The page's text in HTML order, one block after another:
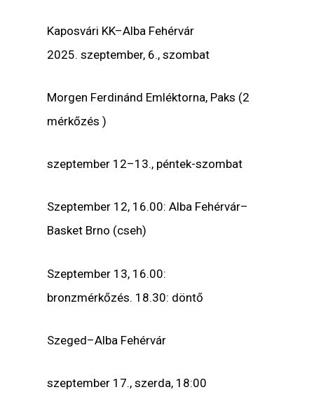
Kaposvári KK–Alba Fehérvár
2025. szeptember, 6., szombat
Morgen Ferdinánd Emléktorna, Paks (2
mérkőzés )
szeptember 12–13., péntek-szombat
Szeptember 12, 16.00: Alba Fehérvár–
Basket Brno (cseh)
Szeptember 13, 16.00:
bronzmérkőzés. 18.30: döntő
Szeged–Alba Fehérvár
szeptember 17., szerda, 18:00